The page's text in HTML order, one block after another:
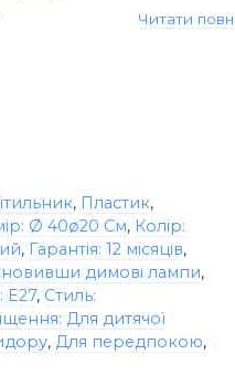
Читати
, Пластик,
Ø 40ø20 См, Колір:
, Гарантія: 12 місяців,
димові лампи,
E27, Стиль:
Для дитячої
, Для передпокою,